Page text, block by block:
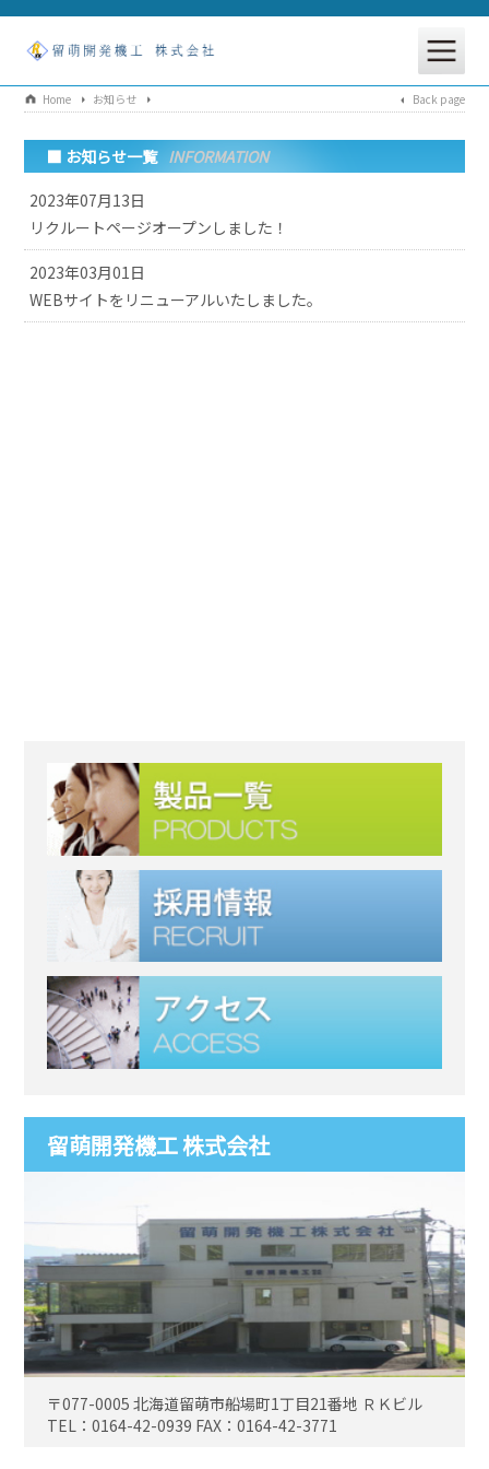
Home お知らせ Back page
■ お知らせ一覧 INFORMATION
2023年07月13日
リクルートページオープンしました！
2023年03月01日
WEBサイトをリニューアルいたしました。
留萌開発機工 株式会社
〒077-0005 北海道留萌市船場町1丁目21番地 ＲＫビル
TEL：0164-42-0939 FAX：0164-42-3771